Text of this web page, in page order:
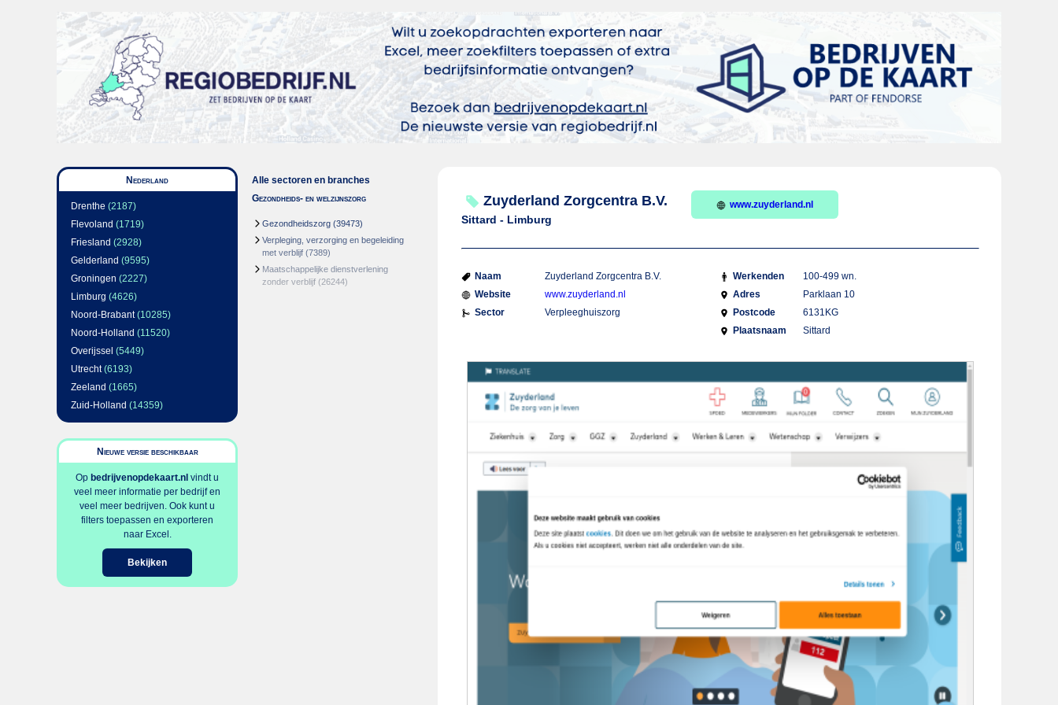
Nederland
Drenthe (2187)
Flevoland (1719)
Friesland (2928)
Gelderland (9595)
Groningen (2227)
Limburg (4626)
Noord-Brabant(10285)
Noord-Holland (11520)
Overijssel (5449)
Utrecht(6193)
Zeeland (1665)
Zuid-Holland (14359)
Nieuwe versie beschikbaar
Op bedrijvenopdekaart.nl vindt u
veel meer informatie per bedrijf en
veel meer bedrijven. Ook kunt u
filters toepassen en exporteren
naar Excel.
Bekijken
Alle sectoren en branches
Gezondheids- en welzijnszorg
Gezondheidszorg (39473)
Verpleging, verzorging en begeleiding
met verblijf (7389)
Maatschappelijke dienstverlening
zonder verblijf (26244)
Zuyderland Zorgcentra B.V.
Sittard - Limburg
www.zuyderland.nl
Naam
Zuyderland Zorgcentra B.V.
Website
www.zuyderland.nl
Sector
Verpleeghuiszorg
Werkenden
100-499 wn.
Adres
Parklaan 10
Postcode
6131KG
Plaatsnaam
Sittard